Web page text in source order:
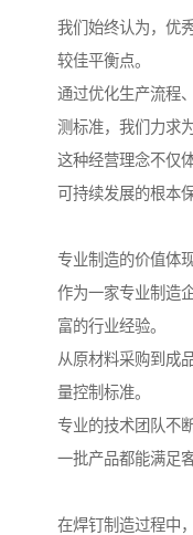
我们始终认为，优
较佳平衡点。
通过优化生产流程
测标准，我们力求
这种经营理念不仅
可持续发展的根本保
专业制造的价值体
作为一家专业制造
富的行业经验。
从原材料采购到成
量控制标准。
专业的技术团队不
一批产品都能满足
在焊钉制造过程中